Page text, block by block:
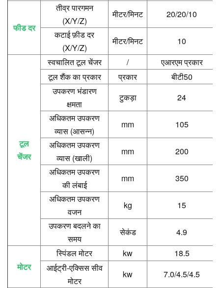
फीड दर
तीव्र पारगमन
(X/Y/Z)
मीटर/मिनट
20/20/10
कटाई फ़ीड दर
(X/Y/Z)
मीटर/मिनट 10
टूल
चेंजर
स्वचालित टूल चेंजर /
एआरएम प्रकार
टूल शैंक का प्रकार
प्रकार
बीटी50
उपकरण भंडारण
क्षमता
टुकड़ा
24
अधिकतम उपकरण
व्यास (आसन्न)
mm
105
अधिकतम उपकरण
व्यास (खाली)
mm
200
अधिकतम उपकरण
की लंबाई
mm
350
अधिकतम उपकरण
वजन
kg
15
उपकरण बदलने का
समय
सेकंड 4.9
मोटर
स्पिंडल मोटर kw
18.5
आईट्री-एक्सिस सीव
मोटर
kw 7.0/4.5/4.5